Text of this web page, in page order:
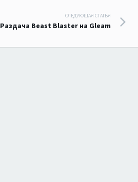
СЛЕДУЮЩАЯ СТАТЬЯ
Раздача Beast Blaster на Gleam